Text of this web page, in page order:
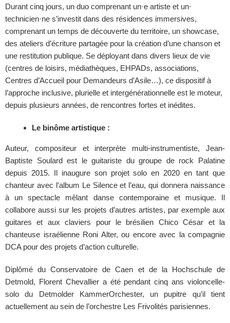
Durant cinq jours, un duo comprenant un·e artiste et un·
technicien·ne s’investit dans des résidences immersives,
comprenant un temps de découverte du territoire, un showcase,
des ateliers d’écriture partagée pour la création d’une chanson et
une restitution publique. Se déployant dans divers lieux de vie
(centres de loisirs, médiathèques, EHPADs, associations,
Centres d’Accueil pour Demandeurs d’Asile…), ce dispositif à
l’approche inclusive, plurielle et intergénérationnelle est le moteur,
depuis plusieurs années, de rencontres fortes et inédites.
Le binôme artistique :
Auteur, compositeur et interprète multi-instrumentiste, Jean-
Baptiste Soulard est le guitariste du groupe de rock Palatine
depuis 2015. Il inaugure son projet solo en 2020 en tant que
chanteur avec l’album Le Silence et l’eau, qui donnera naissance
à un spectacle mêlant danse contemporaine et musique. Il
collabore aussi sur les projets d’autres artistes, par exemple aux
guitares et aux claviers pour le brésilien Chico César et la
chanteuse israélienne Roni Alter, ou encore avec la compagnie
DCA pour des projets d’action culturelle.
Diplômé du Conservatoire de Caen et de la Hochschule de
Detmold, Florent Chevallier a été pendant cinq ans violoncelle-
solo du Detmolder KammerOrchester, un pupitre qu’il tient
actuellement au sein de l’orchestre Les Frivolités parisiennes.